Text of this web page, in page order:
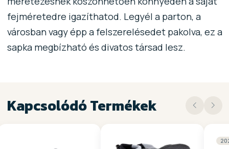
fejméretedre igazíthatod. Legyél a parton, a
városban vagy épp a felszerelésedet pakolva, ez a
sapka megbízható és divatos társad lesz.
Kapcsolódó Termékek